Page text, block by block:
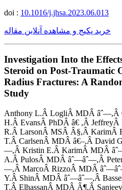
doi : 10.1016/j.jhsa.2023.06.013
خرید پکیج و مشاهده آنلاین مقاله
Investigation Into the
Steroid on Post-Traumatic
Radius Fractures: A
Study
Anthony L.Â LogliÂ MDÂ âˆ—,Â
H.Â EvansÂ PhDÂ â€ ,Â
R.Â LarsonÂ MSÂ Â§,Â KarimÂ
T.Â CarlsenÂ MDÂ â€–,Â David
—,Â Kristin E.Â KarimÂ MDÂ
A.Â PulosÂ MDÂ âˆ—âˆ—,Â
—,Â MarcoÂ RizzoÂ MDÂ
Y.Â ShinÂ MDÂ âˆ—âˆ—,Â
T.Â ElhassanÂ MDÂ Â¶,Â